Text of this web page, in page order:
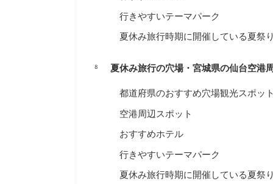
行きやすいテーマパーク
夏休み旅行時期に開催している夏祭り
夏休み旅行の穴場・宮城県の仙台空港
都道府県のおすすめ穴場観光スポット
空港周辺スポット
おすすめホテル
行きやすいテーマパーク
夏休み旅行時期に開催している夏祭り